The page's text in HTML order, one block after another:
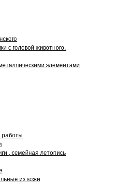
с головой животного.
элементами
работы
, семейная летопись
из кожи